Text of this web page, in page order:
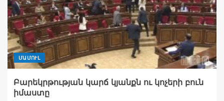
ՄԱՄՈՒԼ
Բարեկրթության կարճ կյանքն ու կոչերի բուն
իմաստը